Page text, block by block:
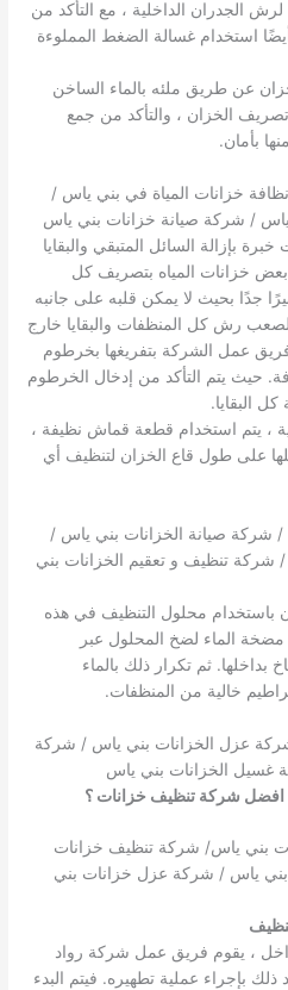
الجدران الداخلية ، مع التأكد من
استخدام غسالة الضغط المملوءة
عن طريق ملئه بالماء الساخن
الخزان ، والتأكد من جمع
بأمان.
خزانات المياة في بني ياس /
/ شركة صيانة خزانات بني ياس
بإزالة السائل المتبقي والبقايا
بعض خزانات المياه بتصريف كل
جدًا بحيث لا يمكن قلبه على جانبه
رش كل المنظفات والبقايا خارج
فريق عمل الشركة بتفريغها بخرطوم
حيث يتم التأكد من إدخال الخرطوم
البقايا.
، يتم استخدام قطعة قماش نظيفة ،
على طول قاع الخزان لتنظيف أي
/ شركة صيانة الخزانات بني ياس /
شركة تنظيف و تعقيم الخزانات بني
باستخدام محلول التنظيف في هذه
مضخة الماء لضخ المحلول عبر
بداخلها. ثم تكرار ذلك بالماء
خالية من المنظفات.
عزل الخزانات بني ياس / شركة
غسيل الخزانات بني ياس
افضل شركة تنظيف خزانات ؟
بني ياس/ شركة تنظيف خزانات
ياس / شركة عزل خزانات بني
، يقوم فريق عمل شركة رواد
ذلك بإجراء عملية تطهيره. فيتم البدء